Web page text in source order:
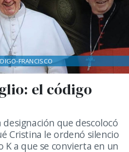
el código
designación que descolocó
Cristina le ordenó silencio
K a que se convierta en un
FRANCISCO